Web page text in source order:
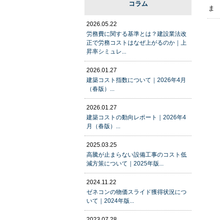
ま
コラム
2026.05.22
労務費に関する基準とは？建設業法改
正で労務コストはなぜ上がるのか｜上
昇率シミュレ...
2026.01.27
建築コスト指数について｜2026年4月
（春版）...
2026.01.27
建築コストの動向レポート｜2026年4
月（春版）...
2025.03.25
高騰が止まらない設備工事のコスト低
減方策について｜2025年版...
2024.11.22
ゼネコンの物価スライド獲得状況につ
いて｜2024年版...